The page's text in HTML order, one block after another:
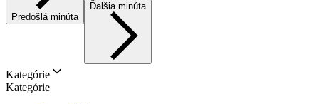
Predošlá minúta
Ďalšia minúta
Kategórie
Kategórie